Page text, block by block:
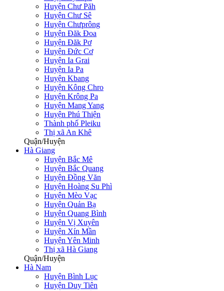
Huyện Chư Păh
Huyện Chư Sê
Huyện Chưprông
Huyện Đăk Đoa
Huyện Đăk Pơ
Huyện Đức Cơ
Huyện Ia Grai
Huyện Ia Pa
Huyện Kbang
Huyện Kông Chro
Huyện Krông Pa
Huyện Mang Yang
Huyện Phú Thiện
Thành phố Pleiku
Thị xã An Khê
Quận/Huyện
Hà Giang
Huyện Bắc Mê
Huyện Bắc Quang
Huyện Đồng Văn
Huyện Hoàng Su Phì
Huyện Mèo Vạc
Huyện Quản Bạ
Huyện Quang Bình
Huyện Vị Xuyên
Huyện Xín Mần
Huyện Yên Minh
Thị xã Hà Giang
Quận/Huyện
Hà Nam
Huyện Bình Lục
Huyện Duy Tiên